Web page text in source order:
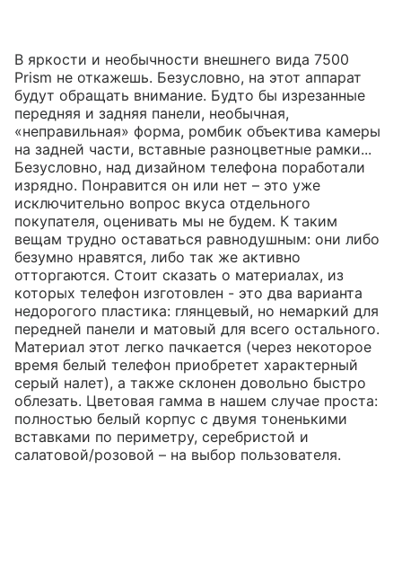
В яркости и необычности внешнего вида 7500
Prism не откажешь. Безусловно, на этот аппарат
будут обращать внимание. Будто бы изрезанные
передняя и задняя панели, необычная,
«неправильная» форма, ромбик объектива камеры
на задней части, вставные разноцветные рамки...
Безусловно, над дизайном телефона поработали
изрядно. Понравится он или нет – это уже
исключительно вопрос вкуса отдельного
покупателя, оценивать мы не будем. К таким
вещам трудно оставаться равнодушным: они либо
безумно нравятся, либо так же активно
отторгаются. Стоит сказать о материалах, из
которых телефон изготовлен - это два варианта
недорогого пластика: глянцевый, но немаркий для
передней панели и матовый для всего остального.
Материал этот легко пачкается (через некоторое
время белый телефон приобретет характерный
серый налет), а также склонен довольно быстро
облезать. Цветовая гамма в нашем случае проста:
полностью белый корпус с двумя тоненькими
вставками по периметру, серебристой и
салатовой/розовой – на выбор пользователя.